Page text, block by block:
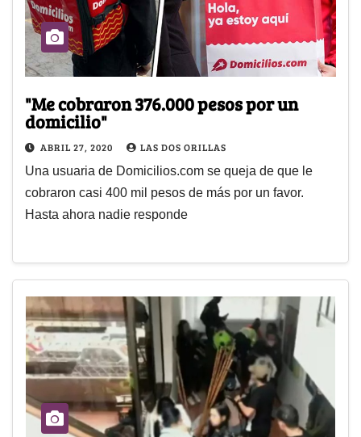
"Me cobraron 376.000 pesos por un
domicilio"
ABRIL 27, 2020 LAS DOS ORILLAS
Una usuaria de Domicilios.com se queja de que le
cobraron casi 400 mil pesos de más por un favor.
Hasta ahora nadie responde